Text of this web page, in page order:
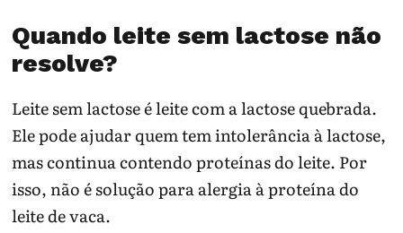
Quando leite sem lactose não
resolve?
Leite sem lactose é leite com a lactose quebrada.
Ele pode ajudar quem tem intolerância à lactose,
mas continua contendo proteínas do leite. Por
isso, não é solução para alergia à proteína do
leite de vaca.